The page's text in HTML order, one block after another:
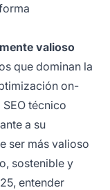
valioso
que dominan la
on-
técnico
a su
ser más valioso
sostenible y
entender